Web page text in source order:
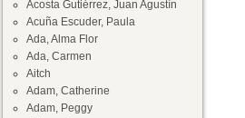
Acosta Gutiérrez, Juan Agustín
Acuña Escuder, Paula
Ada, Alma Flor
Ada, Carmen
Aitch
Adam, Catherine
Adam, Peggy